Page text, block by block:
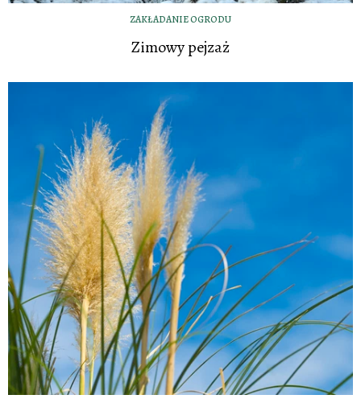
ZAKŁADANIE OGRODU
Zimowy pejzaż